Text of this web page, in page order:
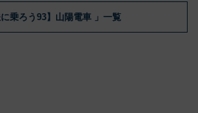
に乗ろう93】山陽電車 」一覧